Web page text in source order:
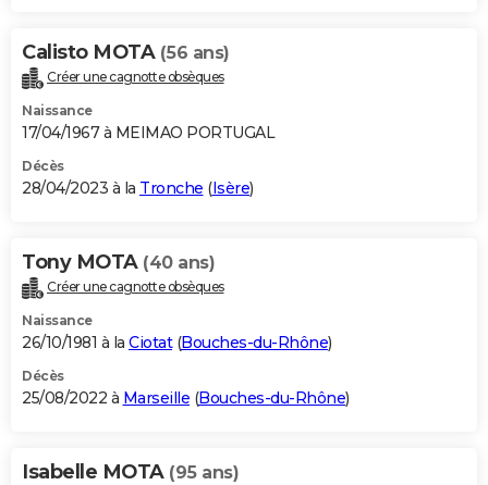
Calisto MOTA (56 ans)
Créer une cagnotte obsèques
Naissance
17/04/1967 à MEIMAO PORTUGAL
Décès
28/04/2023 à la Tronche (Isère)
Tony MOTA (40 ans)
Créer une cagnotte obsèques
Naissance
26/10/1981 à la Ciotat(Bouches-du-Rhône)
Décès
25/08/2022 à Marseille (Bouches-du-Rhône)
Isabelle MOTA (95 ans)